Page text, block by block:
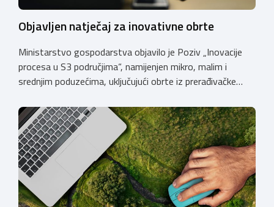
Objavljen natječaj za inovativne obrte
Ministarstvo gospodarstva objavilo je Poziv „Inovacije
procesa u S3 područjima“, namijenjen mikro, malim i
srednjim poduzećima, uključujući obrte iz prerađivačke
uspješnije plasirati na tržište kroz modernizaciju poslovnih
procesa. Poziv se provodi u okviru PKK 2021. – 2027. Cilj
Poziva je potaknuti uvođenje inovacija procesa i
organizacije poslovanja koje […]